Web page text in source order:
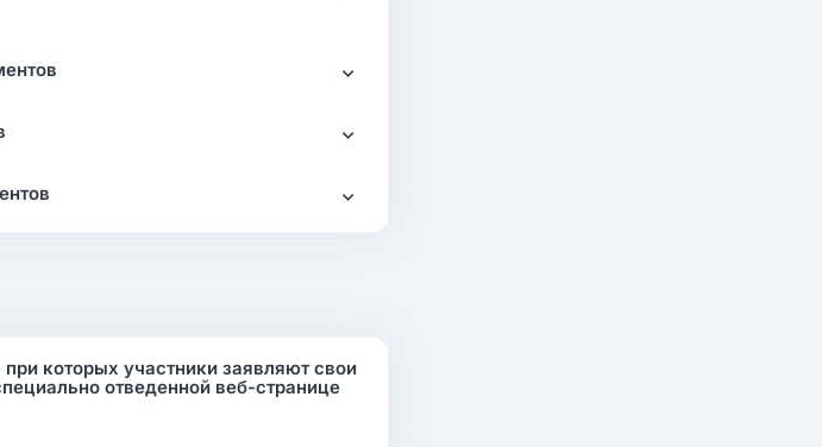
которых участники заявляют свои
отведенной веб-странице